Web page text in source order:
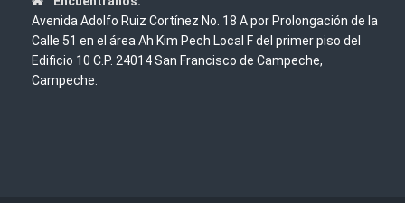
Avenida Adolfo Ruiz Cortínez No. 18 A por Prolongación de la
Calle 51 en el área Ah Kim Pech Local F del primer piso del
Edificio 10 C.P. 24014 San Francisco de Campeche,
Campeche.